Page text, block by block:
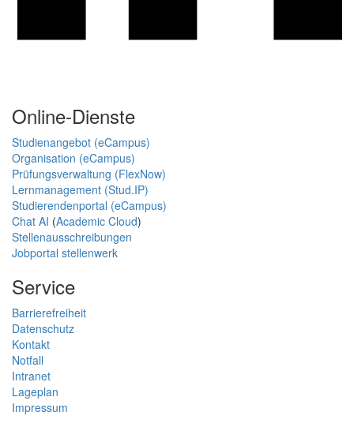
Online-Dienste
Studienangebot (eCampus)
Organisation (eCampus)
Prüfungsverwaltung (FlexNow)
Lernmanagement (Stud.IP)
Studierendenportal (eCampus)
Chat AI (Academic Cloud)
Stellenausschreibungen
Jobportal stellenwerk
Service
Barrierefreiheit
Datenschutz
Kontakt
Notfall
Intranet
Lageplan
Impressum